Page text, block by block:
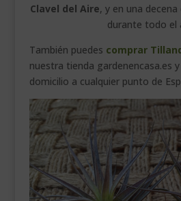
Clavel del Aire, y en una
durante todo el
También puedes comprar
nuestra tienda gardenencasa.es
domicilio a cualquier punto de